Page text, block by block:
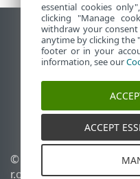
Προβολή
End of Life
Γνωσιακή βάση
Ομάδα συζήτησης
ESET Status Portal
Τοπική υποστήριξη
© 1992 - 2026 ESET, spol.
r.o. - Με την επιφύλαξη
essential cookies
clicking "Manage
withdraw your
anytime by clicking the
footer or in your
information, see our
ACCEPT